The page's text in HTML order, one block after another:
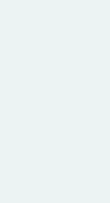
iso/iec 27001